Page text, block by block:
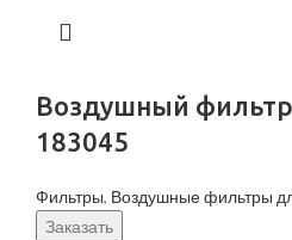
Воздушный
183045
Фильтры, Воздушные фильтры
Заказать